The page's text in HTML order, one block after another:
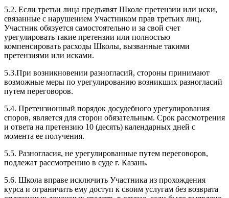
5.2. Если третьи лица предъявят Школе претензии или иски,
связанные с нарушением Участником прав третьих лиц,
Участник обязуется самостоятельно и за свой счет
урегулировать такие претензии или полностью
компенсировать расходы Школы, вызванные такими
претензиями или исками.
5.3.При возникновении разногласий, стороны принимают
возможные меры по урегулированию возникших разногласий
путем переговоров.
5.4. Претензионный порядок досудебного урегулирования
споров, является для сторон обязательным. Срок рассмотрения
и ответа на претензию 10 (десять) календарных дней с
момента ее получения.
5.5. Разногласия, не урегулированные путем переговоров,
подлежат рассмотрению в суде г. Казань.
5.6. Школа вправе исключить Участника из прохождения
курса и ограничить ему доступ к своим услугам без возврата